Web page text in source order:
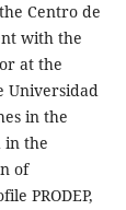
Centro de
with the
at the
Universidad
in the
in the
of
PRODEP,